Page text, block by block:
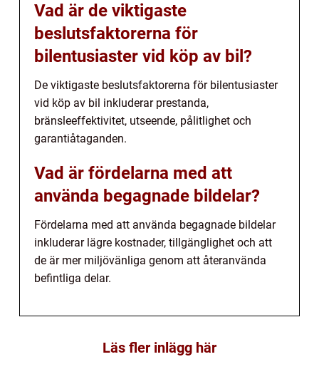
Vad är de viktigaste
beslutsfaktorerna för
bilentusiaster vid köp av bil?
De viktigaste beslutsfaktorerna för bilentusiaster
vid köp av bil inkluderar prestanda,
bränsleeffektivitet, utseende, pålitlighet och
garantiåtaganden.
Vad är fördelarna med att
använda begagnade bildelar?
Fördelarna med att använda begagnade bildelar
inkluderar lägre kostnader, tillgänglighet och att
de är mer miljövänliga genom att återanvända
befintliga delar.
Läs fler inlägg här